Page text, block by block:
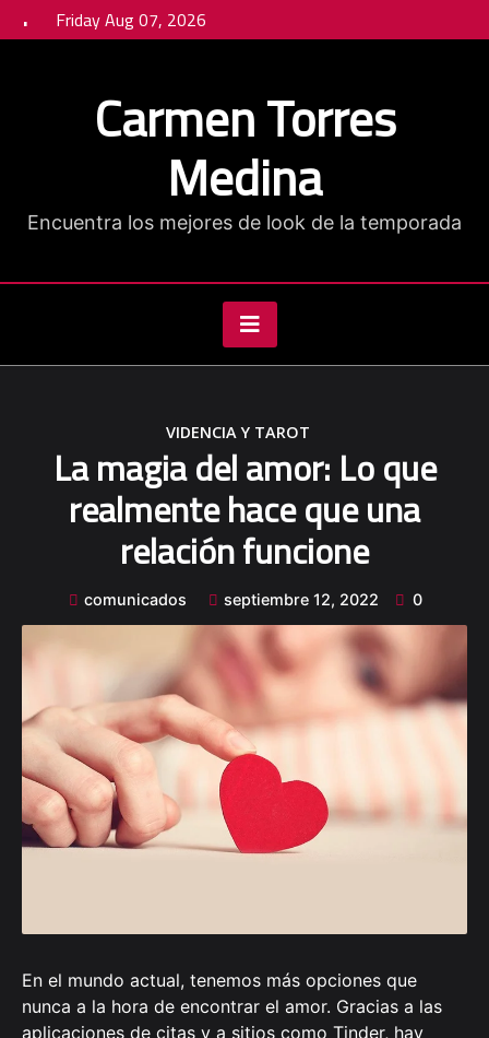
to
Friday Aug 07, 2026
Carmen Torres
Medina
Encuentra los mejores de look de la temporada
VIDENCIA Y TAROT
La magia del amor: Lo que
realmente hace que una
relación funcione
comunicados septiembre 12, 2022 0
En el mundo actual, tenemos más opciones que
nunca a la hora de encontrar el amor. Gracias a las
aplicaciones de citas y a sitios como Tinder, hay